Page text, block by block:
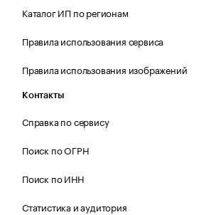
Каталог ИП по регионам
Правила использования сервиса
Правила использования изображений
Контакты
Справка по сервису
Поиск по ОГРН
Поиск по ИНН
Статистика и аудитория